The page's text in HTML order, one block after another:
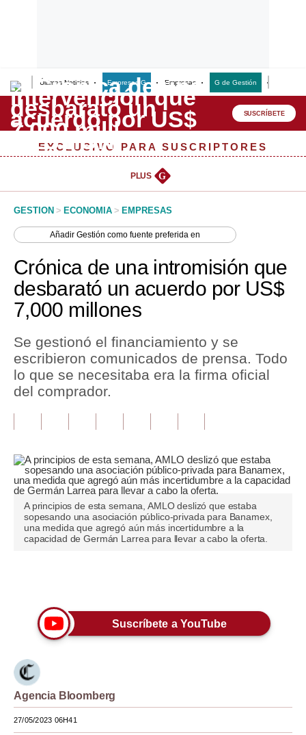
Últimas Noticias Empresas G Empresas G de Gestión
Lo último
Peru Quiosco
Management & Empleo
Perú
Política
Finanzas Personales
Inmobiliarias
Plus G
Editorial
Pregunta de hoy
Blogs
Viajes
Moda
Estilos
Mundo
EEUU
SUSCRÍBETE
EXCLUSIVO PARA SUSCRIPTORES
PLUS G
GESTION > ECONOMIA > EMPRESAS
AñadirGestión como fuente preferida en
Crónica de una intromisión que
desbarató un acuerdo por US$
7,000 millones
Se gestionó el financiamiento y se
escribieron comunicados de prensa. Todo
lo que se necesitaba era la firma oficial
del comprador.
A principios de esta semana, AMLO deslizó que estaba
sopesando una asociación público-privada para Banamex,
una medida que agregó aún más incertidumbre a la
capacidad de Germán Larrea para llevar a cabo la oferta.
Suscríbete a YouTube
Agencia Bloomberg
27/05/2023 06H41